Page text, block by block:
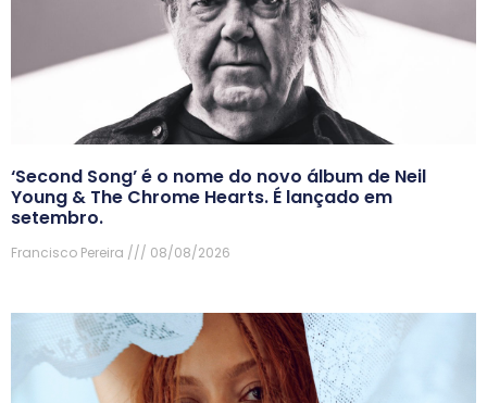
‘Second Song’ é o nome do novo álbum de Neil
Young & The Chrome Hearts. É lançado em
setembro.
Francisco Pereira 08/08/2026